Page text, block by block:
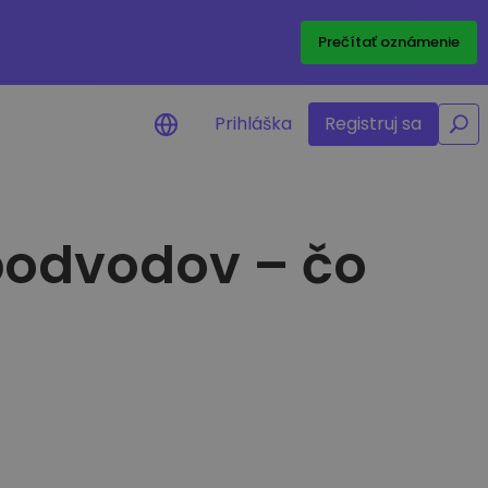
Prečítať oznámenie
na cenu
ceny vašich
tokenov v reálnom čase
Prihláška Registruj sa
/
– čo